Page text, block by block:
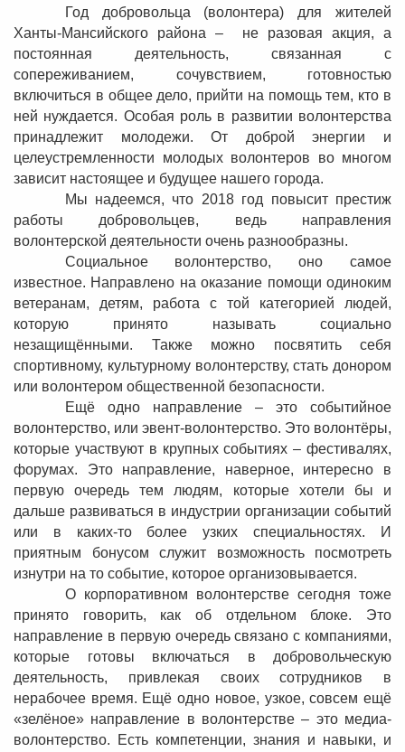
Год добровольца (волонтера) для жителей
Ханты-Мансийского района – не разовая акция, а
постоянная деятельность, связанная с
сопереживанием, сочувствием, готовностью
включиться в общее дело, прийти на помощь тем, кто в
ней нуждается. Особая роль в развитии волонтерства
принадлежит молодежи. От доброй энергии и
целеустремленности молодых волонтеров во многом
зависит настоящее и будущее нашего города.
Мы надеемся, что 2018 год повысит престиж
работы добровольцев, ведь направления
волонтерской деятельности очень разнообразны.
Социальное волонтерство, оно самое
известное. Направлено на оказание помощи одиноким
ветеранам, детям, работа с той категорией людей,
которую принято называть социально
незащищёнными. Также можно посвятить себя
спортивному, культурному волонтерству, стать донором
или волонтером общественной безопасности.
Ещё одно направление – это событийное
волонтерство, или эвент-волонтерство. Это волонтёры,
которые участвуют в крупных событиях – фестивалях,
форумах. Это направление, наверное, интересно в
первую очередь тем людям, которые хотели бы и
дальше развиваться в индустрии организации событий
или в каких-то более узких специальностях. И
приятным бонусом служит возможность посмотреть
изнутри на то событие, которое организовывается.
О корпоративном волонтерстве сегодня тоже
принято говорить, как об отдельном блоке. Это
направление в первую очередь связано с компаниями,
которые готовы включаться в добровольческую
деятельность, привлекая своих сотрудников в
нерабочее время. Ещё одно новое, узкое, совсем ещё
«зелёное» направление в волонтерстве – это медиа-
волонтерство. Есть компетенции, знания и навыки, и